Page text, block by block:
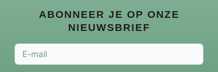
ABONNEER JE OP ONZE
NIEUWSBRIEF